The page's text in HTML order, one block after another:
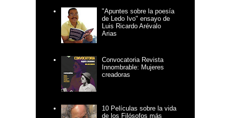
"Apuntes sobre la poesía
de Ledo Ivo" ensayo de
Luis Ricardo Arévalo
Arias
Convocatoria Revista
Innombrable: Mujeres
creadoras
10 Películas sobre la vida
de los Filósofos más